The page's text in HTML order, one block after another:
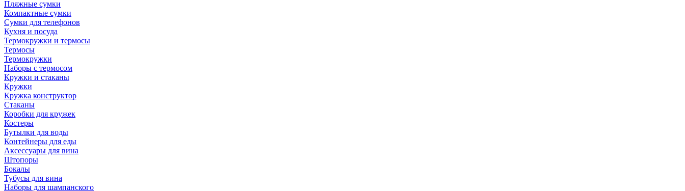
Пляжные сумки
Компактные сумки
Сумки для телефонов
Кухня и посуда
Термокружки и термосы
Термосы
Термокружки
Наборы с термосом
Кружки и стаканы
Кружки
Кружка конструктор
Стаканы
Коробки для кружек
Костеры
Бутылки для воды
Контейнеры для еды
Аксессуары для вина
Штопоры
Бокалы
Тубусы для вина
Наборы для шампанского